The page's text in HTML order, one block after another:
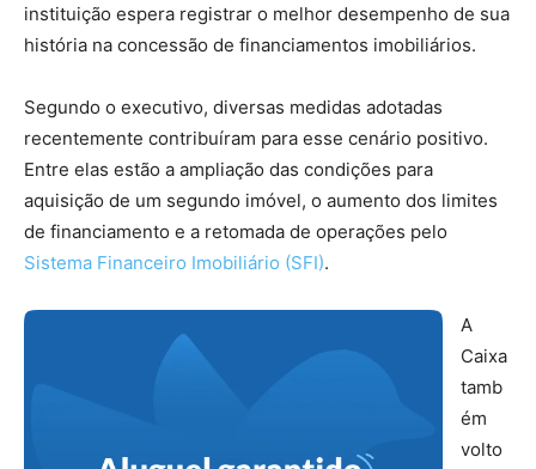
instituição espera registrar o melhor desempenho de sua
história na concessão de financiamentos imobiliários.
Segundo o executivo, diversas medidas adotadas
recentemente contribuíram para esse cenário positivo.
Entre elas estão a ampliação das condições para
aquisição de um segundo imóvel, o aumento dos limites
de financiamento e a retomada de operações pelo
Sistema Financeiro Imobiliário (SFI).
A
Caixa
tamb
ém
volto